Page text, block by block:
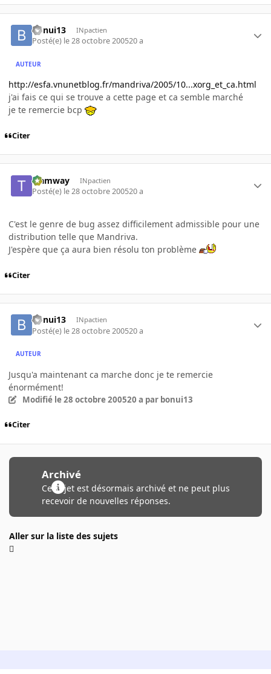
bonui13 INpactien
Posté(e) le 28 octobre 200520 a
AUTEUR
http://esfa.vnunetblog.fr/mandriva/2005/10...xorg_et_ca.html
j'ai fais ce qui se trouve a cette page et ca semble marché
je te remercie bcp
Citer
tramway INpactien
Posté(e) le 28 octobre 200520 a
C'est le genre de bug assez difficilement admissible pour une
distribution telle que Mandriva.
J'espère que ça aura bien résolu ton problème
Citer
bonui13 INpactien
Posté(e) le 28 octobre 200520 a
AUTEUR
Jusqu'a maintenant ca marche donc je te remercie
énormément!
Modifié le 28 octobre 200520 a par bonui13
Citer
Archivé
Ce sujet est désormais archivé et ne peut plus
recevoir de nouvelles réponses.
Aller sur la liste des sujets